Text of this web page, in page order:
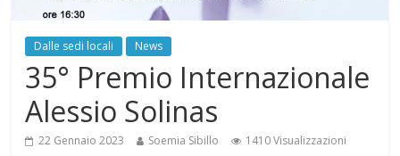
Dalle sedi locali News
35° Premio Internazionale
Alessio Solinas
22 Gennaio 2023 Soemia Sibillo 1410 Visualizzazioni